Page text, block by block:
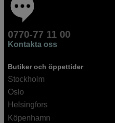
0770-77 11 00
Kontakta oss
Butiker och öppettider
Stockholm
Oslo
Helsingfors
Köpenhamn